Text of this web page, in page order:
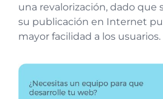
una revalorización, dado que
su publicación en Internet
mayor facilidad a los usuarios.